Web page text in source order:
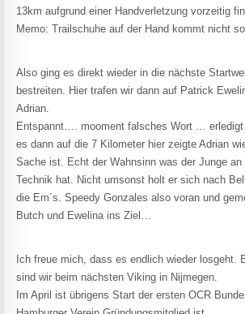
13km aufgrund einer Handverletzung vorzeitig
Memo: Trailschuhe auf der Hand kommt nicht
Also ging es direkt wieder in die nächste
bestreiten. Hier trafen wir dann auf Patrick
Adrian.
Entspannt…. mooment falsches Wort … erledigt
es dann auf die 7 Kilometer hier zeigte Adrian
Sache ist. Echt der Wahnsinn was der Junge
Technik hat. Nicht umsonst holt er sich nach
die Em´s. Speedy Gonzales also voran und
Butch und Ewelina ins Ziel…
Ich freue mich, dass es endlich wieder losgeht.
sind wir beim nächsten Viking in Nijmegen.
Im April ist übrigens Start der ersten OCR